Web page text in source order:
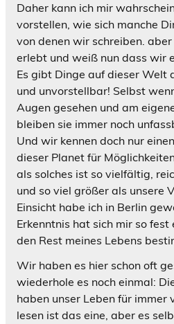
Daher kann ich mir
vorstellen, wie sich manche
von denen wir schreiben.
erlebt und weiß nun dass wir
Es gibt Dinge auf dieser Welt
und unvorstellbar! Selbst
Augen gesehen und am
bleiben sie immer noch
Und wir kennen doch nur
dieser Planet für
als solches ist so vielfältig,
und so viel größer als unsere
Einsicht habe ich in Berlin
Erkenntnis hat sich mir so
den Rest meines Lebens
Wir haben es hier schon oft
wiederhole es noch einmal:
haben unser Leben für
lesen ist das eine, aber es